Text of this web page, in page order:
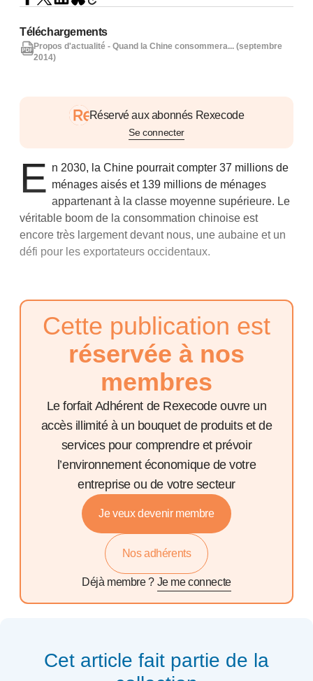
Réservé aux abonnés Rexecode
Se connecter
E n 2030, la Chine pourrait compter 37 millions de
ménages aisés et 139 millions de ménages
appartenant à la classe moyenne supérieure. Le
véritable boom de la consommation chinoise est
encore très largement devant nous, une aubaine et un
défi pour les exportateurs occidentaux.
Cette publication est
réservée à nos
membres
Le forfait Adhérent de Rexecode ouvre un
accès illimité à un bouquet de produits et de
services pour comprendre et prévoir
l’environnement économique de votre
entreprise ou de votre secteur
Je veux devenir membre
Nos adhérents
Déjà membre ? Je me connecte
Téléchargements
Propos d'actualité - Quand la Chine consommera... (septembre
2014)
Cet article fait partie de la